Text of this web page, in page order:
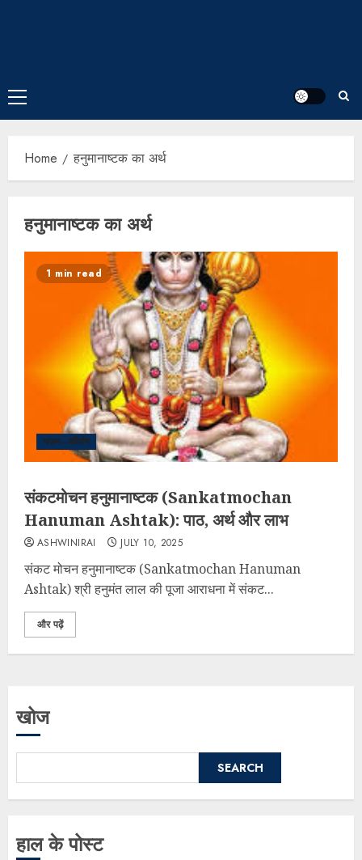
Home हनुमानाष्टक का अर्थ
हनुमानाष्टक का अर्थ
1 min read
भजन–कीर्तन
संकटमोचन हनुमानाष्टक (Sankatmochan
Hanuman Ashtak): पाठ, अर्थ और लाभ
ASHWINIRAI JULY 10, 2025
संकट मोचन हनुमानाष्टक (Sankatmochan Hanuman
Ashtak) श्री हनुमंत लाल की पूजा आराधना में संकट...
और पढ़ें
खोज
SEARCH
हाल के पोस्ट